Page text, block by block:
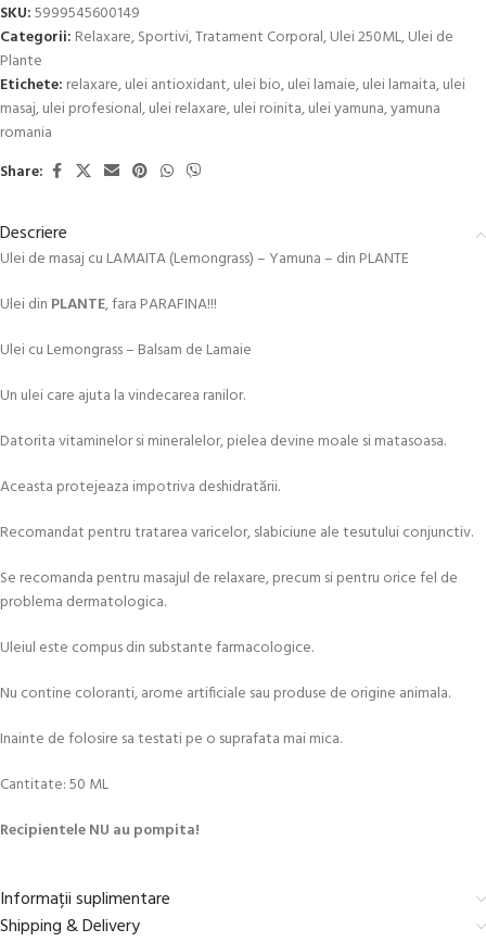
SKU:5999545600149
Categorii: Relaxare,Sportivi,Tratament Corporal,Ulei 250ML,Ulei de
Plante
Etichete: relaxare,ulei antioxidant,ulei bio,ulei lamaie,ulei lamaita,ulei
masaj,ulei profesional,ulei relaxare,ulei roinita,ulei yamuna,yamuna
romania
Share:
Descriere
Ulei de masaj cu LAMAITA (Lemongrass) – Yamuna – din PLANTE
Ulei din PLANTE, fara PARAFINA!!!
Ulei cu Lemongrass – Balsam de Lamaie
Un ulei care ajuta la vindecarea ranilor.
Datorita vitaminelor si mineralelor, pielea devine moale si matasoasa.
Aceasta protejeaza impotriva deshidratării.
Recomandat pentru tratarea varicelor, slabiciune ale tesutului conjunctiv.
Se recomanda pentru masajul de relaxare, precum si pentru orice fel de
problema dermatologica.
Uleiul este compus din substante farmacologice.
Nu contine coloranti, arome artificiale sau produse de origine animala.
Inainte de folosire sa testati pe o suprafata mai mica.
Cantitate: 50 ML
Recipientele NU au pompita!
Informații suplimentare
Shipping & Delivery